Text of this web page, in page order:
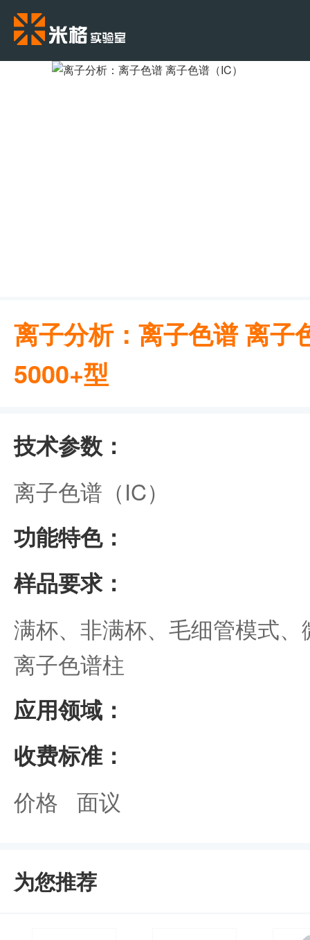
离子分析：离子色谱 离子
5000+型
技术参数：
离子色谱（IC）
功能特色：
样品要求：
满杯、非满杯、毛细管模式
离子色谱柱
应用领域：
收费标准：
价格 面议
为您推荐